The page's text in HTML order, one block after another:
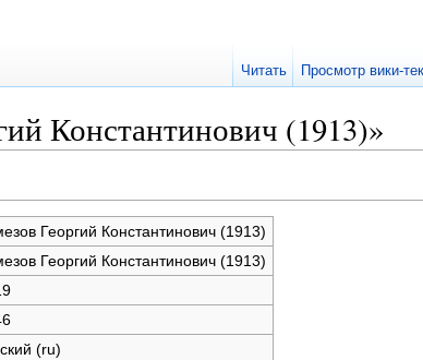
Константинович (1913)»
Георгий Константинович (1913)
Георгий Константинович (1913)
(ru)
Читать Просмотр вики-